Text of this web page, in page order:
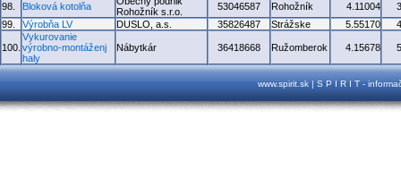
98. Bloková kotolňa
Rohožník s.r.o.
53046587 Rohožník 4.11004
99.
Výrobňa LV DUSLO, a.s. 35826487 Strážske 5.55170
100.
Vykurovanie
výrobno-montáženj
haly
Nábytkár 36418668 Ružomberok 4.15678
www.spirit.sk | S P I R I T -